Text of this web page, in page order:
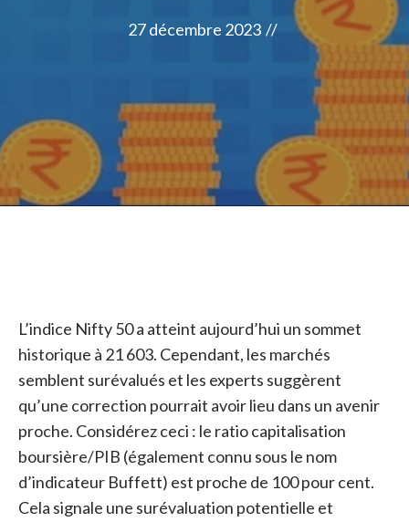
27 décembre 2023 //
L’indice Nifty 50 a atteint aujourd’hui un sommet
historique à 21 603. Cependant, les marchés
semblent surévalués et les experts suggèrent
qu’une correction pourrait avoir lieu dans un avenir
proche. Considérez ceci : le ratio capitalisation
boursière/PIB (également connu sous le nom
d’indicateur Buffett) est proche de 100 pour cent.
Cela signale une surévaluation potentielle et